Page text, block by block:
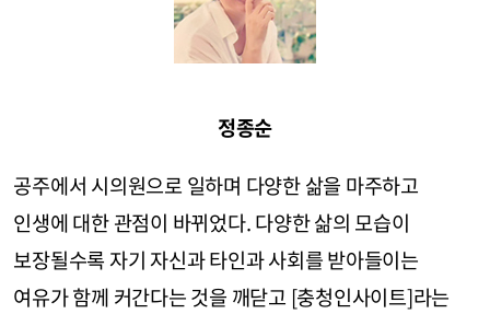
정종순
공주에서 시의원으로 일하며 다양한 삶을 마주하고
인생에 대한 관점이 바뀌었다. 다양한 삶의 모습이
보장될수록 자기 자신과 타인과 사회를 받아들이는
여유가 함께 커간다는 것을 깨닫고 [충청인사이트]라는